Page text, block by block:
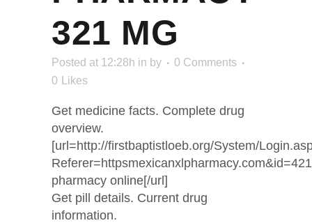
321 MG
Posted at 12:28h in by
0 Comments
0
Likes
Get medicine facts. Complete drug
overview.
[url=http://firstbaptistloeb.org/System/
pharmacy online[/url]
Get pill details. Current drug
information.